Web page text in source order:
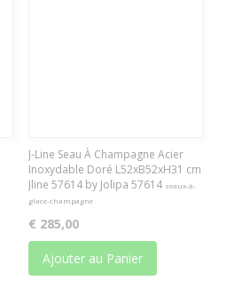
J-Line Seau À Champagne Acier
Inoxydable Doré L52xB52xH31 cm
Jline 57614 by Jolipa 57614 seaux-à-
glace-champagne
€ 285,00
Ajouter au Panier